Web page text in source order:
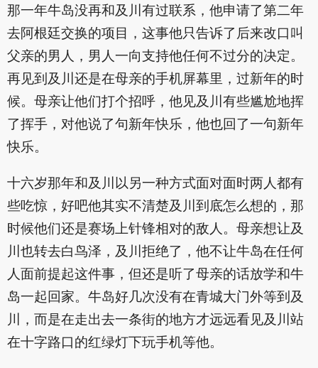
那一年牛岛没再和及川有过联系，他申请了第二年
去阿根廷交换的项目，这事他只告诉了后来改口叫
父亲的男人，男人一向支持他任何不过分的决定。
再见到及川还是在母亲的手机屏幕里，过新年的时
候。母亲让他们打个招呼，他见及川有些尴尬地挥
了挥手，对他说了句新年快乐，他也回了一句新年
快乐。
十六岁那年和及川以另一种方式面对面时两人都有
些吃惊，好吧他其实不清楚及川到底怎么想的，那
时候他们还是赛场上针锋相对的敌人。母亲想让及
川也转去白鸟泽，及川拒绝了，他不让牛岛在任何
人面前提起这件事，但还是听了母亲的话放学和牛
岛一起回家。牛岛好几次没有在青城大门外等到及
川，而是在走出去一条街的地方才远远看见及川站
在十字路口的红绿灯下玩手机等他。